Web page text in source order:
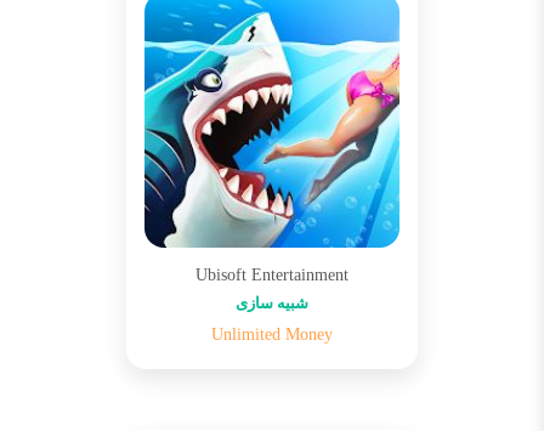
Ubisoft Entertainment
شبیه سازی
Unlimited Money